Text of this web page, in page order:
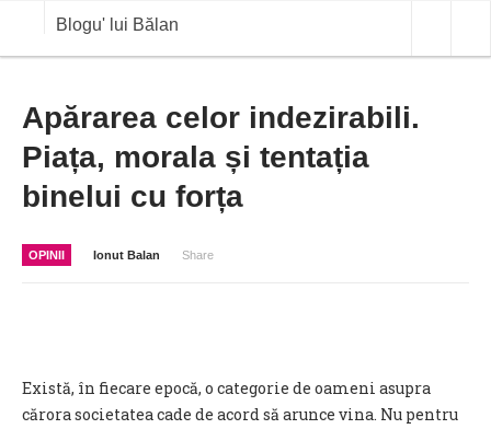
Blogu' lui Bălan
OPINII
ANALIZE
BLOG IN DIALOG
Apărarea celor indezirabili.
Piața, morala și tentația
binelui cu forța
OPINII Ionut Balan Share
Există, în fiecare epocă, o categorie de oameni asupra
cărora societatea cade de acord să arunce vina. Nu pentru